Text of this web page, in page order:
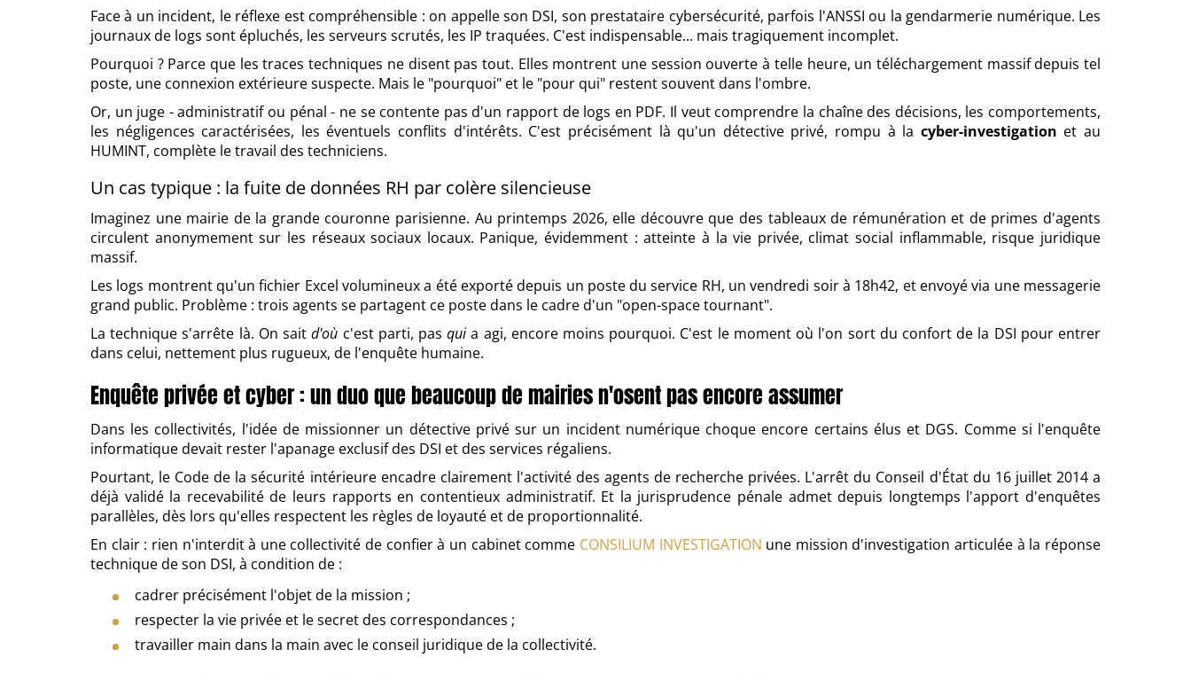
Face à un incident, le réflexe est compréhensible : on appelle son DSI, son prestataire cybersécurité, parfois l'ANSSI ou la gendarmerie numérique. Les
journaux de logs sont épluchés, les serveurs scrutés, les IP traquées. C'est indispensable... mais tragiquement incomplet.
Pourquoi ? Parce que les traces techniques ne disent pas tout. Elles montrent une session ouverte à telle heure, un téléchargement massif depuis tel
poste, une connexion extérieure suspecte. Mais le "pourquoi" et le "pour qui" restent souvent dans l'ombre.
Or, un juge - administratif ou pénal - ne se contente pas d'un rapport de logs en PDF. Il veut comprendre la chaîne des décisions, les comportements,
les négligences caractérisées, les éventuels conflits d'intérêts. C'est précisément là qu'un détective privé, rompu à la cyber-investigation et au
HUMINT, complète le travail des techniciens.
Un cas typique : la fuite de données RH par colère silencieuse
Imaginez une mairie de la grande couronne parisienne. Au printemps 2026, elle découvre que des tableaux de rémunération et de primes d'agents
circulent anonymement sur les réseaux sociaux locaux. Panique, évidemment : atteinte à la vie privée, climat social inflammable, risque juridique
massif.
Les logs montrent qu'un fichier Excel volumineux a été exporté depuis un poste du service RH, un vendredi soir à 18h42, et envoyé via une messagerie
grand public. Problème : trois agents se partagent ce poste dans le cadre d'un "open-space tournant".
La technique s'arrête là. On saitd'où c'est parti, pasquia agi, encore moins pourquoi. C'est le moment où l'on sort du confort de la DSI pour entrer
dans celui, nettement plus rugueux, de l'enquête humaine.
Enquête privée et cyber : un duo que beaucoup de mairies n'osent pas encore assumer
Dans les collectivités, l'idée de missionner un détective privé sur un incident numérique choque encore certains élus et DGS. Comme si l'enquête
informatique devait rester l'apanage exclusif des DSI et des services régaliens.
Pourtant, le Code de la sécurité intérieure encadre clairement l'activité des agents de recherche privées. L'arrêt du Conseil d'État du 16 juillet 2014 a
déjà validé la recevabilité de leurs rapports en contentieux administratif. Et la jurisprudence pénale admet depuis longtemps l'apport d'enquêtes
parallèles, dès lors qu'elles respectent les règles de loyauté et de proportionnalité.
En clair : rien n'interdit à une collectivité de confier à un cabinet comme CONSILIUM INVESTIGATION une mission d'investigation articulée à la réponse
technique de son DSI, à condition de :
cadrer précisément l'objet de la mission ;
respecter la vie privée et le secret des correspondances ;
travailler main dans la main avec le conseil juridique de la collectivité.